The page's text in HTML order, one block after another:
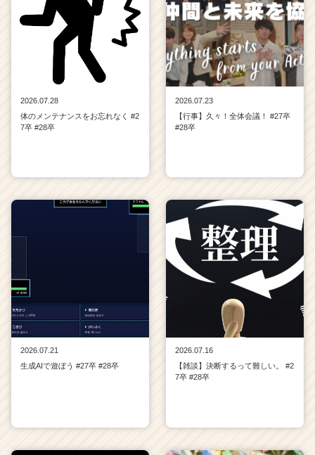
2026.07.28
体のメンテナンスをお忘れなく #2
7卒 #28卒
2026.07.23
【行事】久々！全体会議！ #27卒
#28卒
2026.07.21
生成AIで遊ぼう #27卒 #28卒
2026.07.16
【雑談】決断するって難しい。 #2
7卒 #28卒